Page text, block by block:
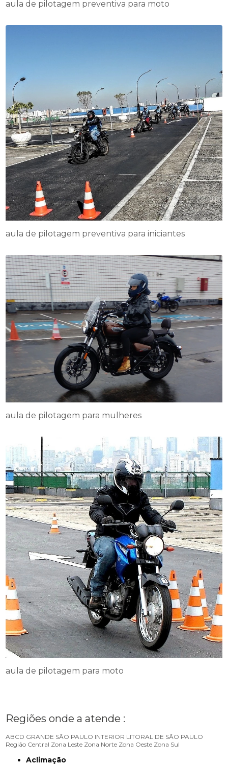
aula de pilotagem preventiva para moto
aula de pilotagem preventiva para iniciantes
aula de pilotagem para mulheres
aula de pilotagem para moto
Regiões onde a atende :
ABCD GRANDE SÃO PAULO INTERIOR LITORAL DE SÃO PAULO
Região Central Zona Leste Zona Norte Zona Oeste Zona Sul
Aclimação